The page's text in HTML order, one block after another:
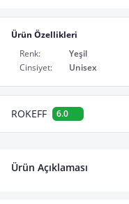
Ürün Özellikleri
Renk:
Yeşil
Cinsiyet:
Unisex
ROKEFF 6.0
Ürün Açıklaması